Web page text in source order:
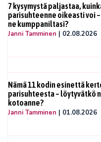
7 kysymystä paljastaa,
parisuhteenne oikeasti voi
ne kumppaniltasi?
Janni Tamminen | 02.08.2026
Nämä 11 kodin esinettä
parisuhteesta – löytyvätkö
kotoanne?
Janni Tamminen | 01.08.2026